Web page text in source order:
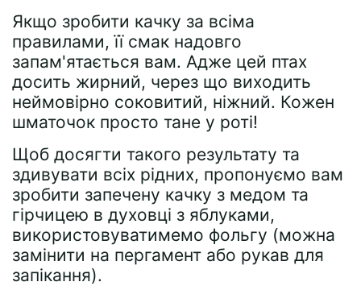
Якщо зробити качку за всіма
правилами, її смак надовго
запам'ятається вам. Адже цей птах
досить жирний, через що виходить
неймовірно соковитий, ніжний. Кожен
шматочок просто тане у роті!
Щоб досягти такого результату та
здивувати всіх рідних, пропонуємо вам
зробити запечену качку з медом та
гірчицею в духовці з яблуками,
використовуватимемо фольгу (можна
замінити на пергамент або рукав для
запікання).